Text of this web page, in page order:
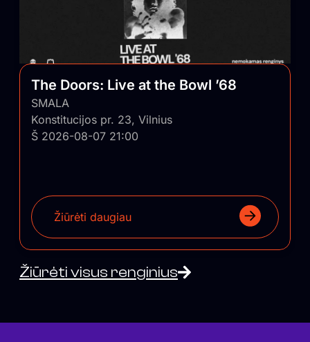
The Doors: Live at the Bowl ’68
SMALA
Konstitucijos pr. 23, Vilnius
Š 2026-08-07 21:00
Žiūrėti daugiau
Žiūrėti visus renginius